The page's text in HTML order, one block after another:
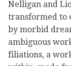
Nelligan and
transformed to
by morbid
ambiguous
filiations, a